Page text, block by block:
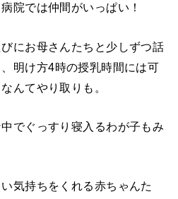
院では仲間がいっぱい！
にお母さんたちと少しずつ話
明け方4時の授乳時間には可
んてやり取りも。
でぐっすり寝入るわが子もみ
気持ちをくれる赤ちゃんた